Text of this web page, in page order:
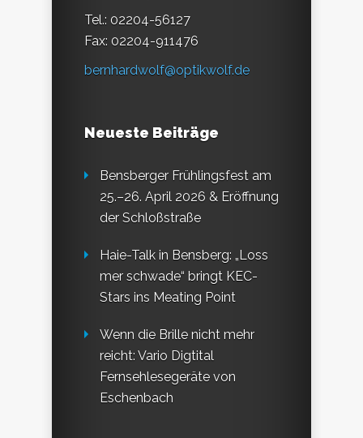
Tel.: 02204-56127
Fax: 02204-911476
bernhardwolf@optikwolf.de
Neueste Beiträge
Bensberger Frühlingsfest am
25.–26. April 2026 & Eröffnung
der Schloßstraße
Haie-Talk in Bensberg: „Loss
mer schwade“ bringt KEC-
Stars ins Meating Point
Wenn die Brille nicht mehr
reicht: Vario Digtital
Fernsehlesegeräte von
Eschenbach